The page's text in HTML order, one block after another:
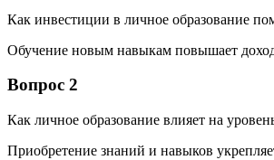
Как инвестиции в личное образование
Обучение новым навыкам повышает
Вопрос 2
Как личное образование влияет на
Приобретение знаний и навыков